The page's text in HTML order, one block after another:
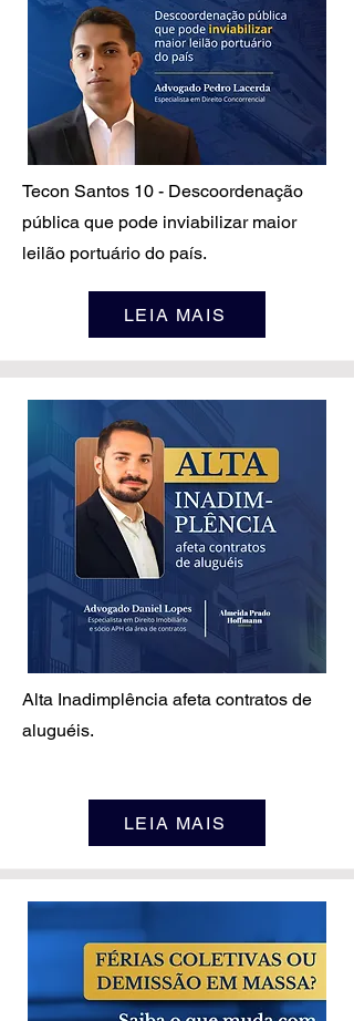
Tecon Santos 10 - Descoordenação
pública que pode inviabilizar maior
leilão portuário do país.
LEIA MAIS
Alta Inadimplência afeta contratos de
aluguéis.
LEIA MAIS